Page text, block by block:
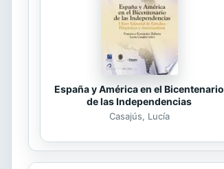
España y América en el Bicentenario
de las Independencias
Casajús, Lucía